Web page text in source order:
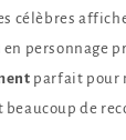
célèbres
personnage
parfait pour
de